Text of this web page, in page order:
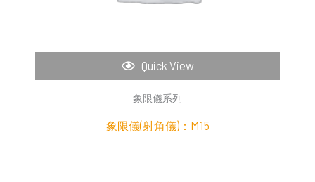
Quick View
象限儀系列
象限儀(射角儀)：M15